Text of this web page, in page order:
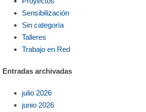
Sensibilización
Sin categoría
Talleres
Trabajo en Red
Entradas archivadas
julio 2026
junio 2026